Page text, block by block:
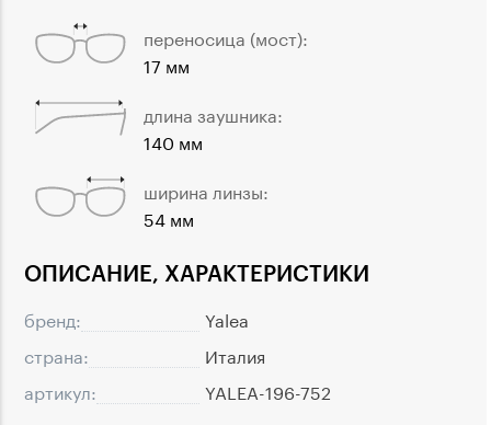
ОПИСАНИЕ, ХАРАКТЕРИСТИКИ
бренд:
Yalea
страна:
Италия
артикул:
YALEA-196-752
переносица (мост):
17 мм
длина заушника:
140 мм
ширина линзы:
54 мм